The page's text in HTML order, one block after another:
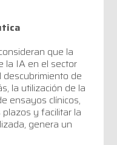
que la
la IA en el sector
de
la utilización de la
ensayos clínicos,
y facilitar la
genera un